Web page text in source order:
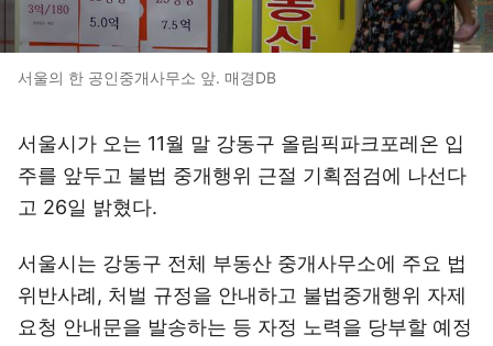
서울의 한 공인중개사무소 앞. 매경DB
서울시가 오는 11월 말 강동구 올림픽파크포레온 입
주를 앞두고 불법 중개행위 근절 기획점검에 나선다
고 26일 밝혔다.
서울시는 강동구 전체 부동산 중개사무소에 주요 법
위반사례, 처벌 규정을 안내하고 불법중개행위 자제
요청 안내문을 발송하는 등 자정 노력을 당부할 예정